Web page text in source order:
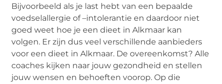
Bijvoorbeeld als je last hebt van een bepaalde
voedselallergie of –intolerantie en daardoor niet
goed weet hoe je een dieet in Alkmaar kan
volgen. Er zijn dus veel verschillende aanbieders
voor een dieet in Alkmaar. De overeenkomst? Alle
coaches kijken naar jouw gezondheid en stellen
jouw wensen en behoeften voorop. Op die